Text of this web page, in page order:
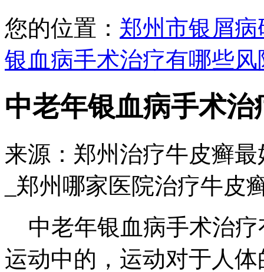
您的位置： 郑州市银屑病
银血病手术治疗有哪些风
中老年银血病手术
来源：郑州治疗牛皮癣
_郑州哪家医院治疗牛皮
中老年银血病手术治疗
运动中的，运动对于人